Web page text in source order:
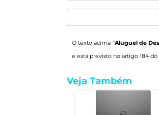
O texto acima "Aluguel de
e está previsto no artigo 184
Veja Também